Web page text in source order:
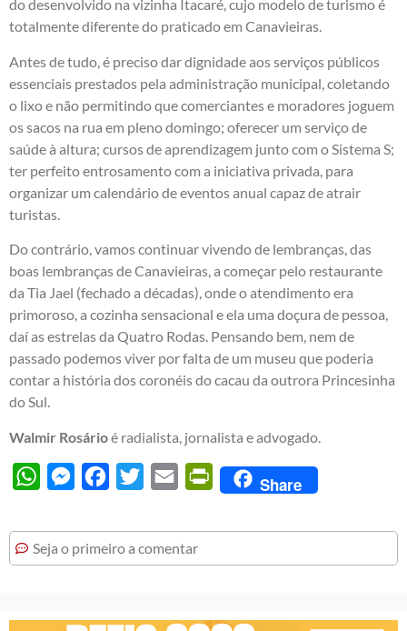
do desenvolvido na vizinha Itacaré, cujo modelo de turismo é
totalmente diferente do praticado em Canavieiras.
Antes de tudo, é preciso dar dignidade aos serviços públicos
essenciais prestados pela administração municipal, coletando
o lixo e não permitindo que comerciantes e moradores joguem
os sacos na rua em pleno domingo; oferecer um serviço de
saúde à altura; cursos de aprendizagem junto com o Sistema S;
ter perfeito entrosamento com a iniciativa privada, para
organizar um calendário de eventos anual capaz de atrair
turistas.
Do contrário, vamos continuar vivendo de lembranças, das
boas lembranças de Canavieiras, a começar pelo restaurante
da Tia Jael (fechado a décadas), onde o atendimento era
primoroso, a cozinha sensacional e ela uma doçura de pessoa,
daí as estrelas da Quatro Rodas. Pensando bem, nem de
passado podemos viver por falta de um museu que poderia
contar a história dos coronéis do cacau da outrora Princesinha
do Sul.
Walmir Rosárioé radialista, jornalista e advogado.
WhatsAppMessengerFacebook
Twitter Email PrintFriendly
Share
Seja o primeiro a comentar